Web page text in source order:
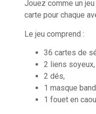
Jouez comme un
carte pour chaque
Le jeu comprend :
36 cartes de
2 liens soyeux,
2 dés,
1 masque
1 fouet en